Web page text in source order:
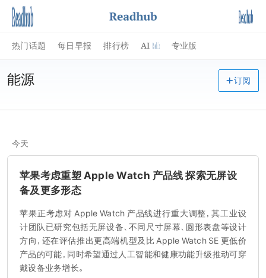
热门话题 每日早报 排行榜 AI 专业版
能源 订阅
今天
苹果考虑重塑 Apple Watch 产品线 探索无屏设
备及更多形态
苹果正考虑对 Apple Watch 产品线进行重大调整，其工业设
计团队已研究包括无屏设备、不同尺寸屏幕、圆形表盘等设计
方向，还在评估推出更高端机型及比 Apple Watch SE 更低价
产品的可能，同时希望通过人工智能和健康功能升级推动可穿
戴设备业务增长。